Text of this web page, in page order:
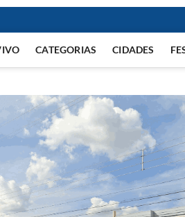
CATEGORIAS CIDADES